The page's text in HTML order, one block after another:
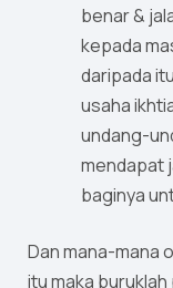
benar &
kepada
daripada
usaha
undang-
mendapat
baginya
Dan mana-mana
itu maka buruklah